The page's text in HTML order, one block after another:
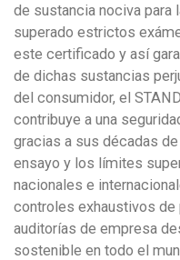
de sustancia nociva para
superado estrictos
este certificado y así
de dichas sustancias
del consumidor, el
contribuye a una
gracias a sus décadas
ensayo y los límites
nacionales e
controles exhaustivos
auditorías de empresa
sostenible en todo el